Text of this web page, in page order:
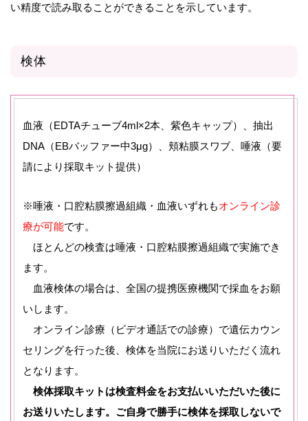
い精度で読み取ることができることを示しています。
検体
血液（EDTAチューブ4ml×2本、紫色キャップ）、抽出
DNA（EBバッファー中3μg）、頬粘膜スワブ、唾液（要
請により採取キット提供）
※唾液・口腔粘膜擦過組織・血液いずれもオンライン診
療が可能です。
ほとんどの検査は唾液・口腔粘膜擦過組織で実施でき
ます。
血液検体の場合は、全国の提携医療機関で採血をお願
いします。
オンライン診療（ビデオ通話での診療）で遺伝カウン
セリングを行った後、検体を当院にお送りいただく流れ
となります。
検体採取キットは検査料金をお支払いいただいた後に
お送りいたします。ご自身で勝手に検体を採取しないで